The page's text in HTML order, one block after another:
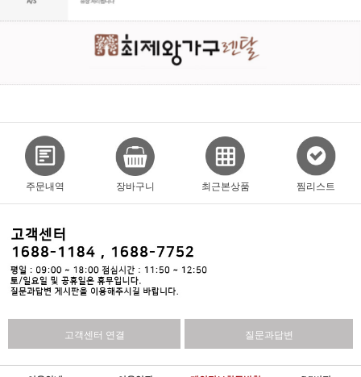
주문내역 장바구니 최근본상품 찜리스트
고객센터 연결 질문과답변